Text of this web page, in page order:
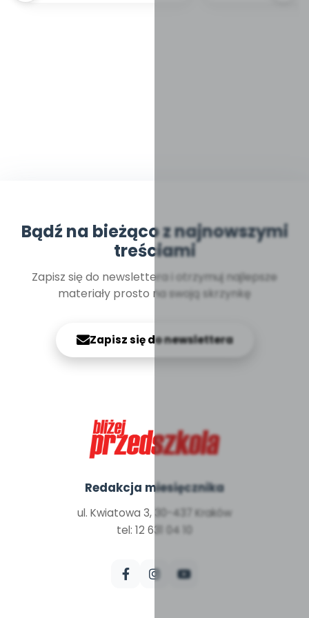
Bądź na bieżąco z najnowszymi
treściami
Zapisz się do newslettera i otrzymuj najlepsze
materiały prosto na swoją skrzynkę
Zapisz się do newslettera
Redakcja miesięcznika
ul. Kwiatowa 3, 30-437 Kraków
tel: 12 631 04 10